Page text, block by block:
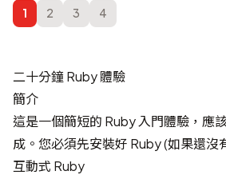
1 2 3 4
二十分鐘 Ruby 體驗
簡介
這是一個簡短的 Ruby 入門體驗，應
成。您必須先安裝好 Ruby (如果還沒
互動式 Ruby